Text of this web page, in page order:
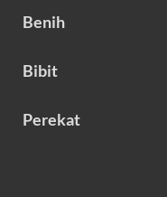
Benih
Bibit
Perekat